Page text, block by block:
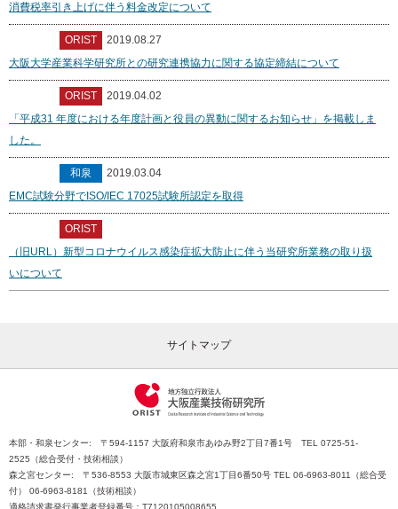
消費税率引き上げに伴う料金改定について
ORIST
2019.08.27
大阪大学産業科学研究所との研究連携協力に関する協定締結について
ORIST
2019.04.02
「平成31 年度における年度計画と役員の異動に関するお知らせ」を掲載しま
した。
和泉
2019.03.04
EMC試験分野でISO/IEC 17025試験所認定を取得
ORIST
（旧URL）新型コロナウイルス感染症拡大防止に伴う当研究所業務の取り扱
いについて
サイトマップ
本部・和泉センター: 〒594-1157 大阪府和泉市あゆみ野2丁目7番1号 TEL 0725-51-
2525（総合受付・技術相談）
森之宮センター: 〒536-8553 大阪市城東区森之宮1丁目6番50号 TEL 06-6963-8011（総合受
付） 06-6963-8181（技術相談）
適格請求書発行事業者登録番号：T7120105008655